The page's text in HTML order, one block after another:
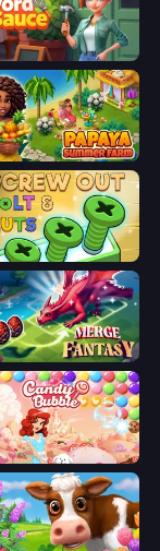
Sauce
Summer Farm
Screw Out: Bolts and Nuts
Fantasy
Bubble